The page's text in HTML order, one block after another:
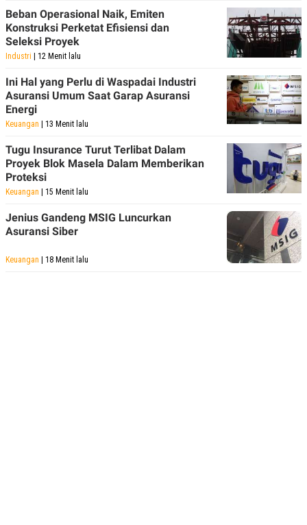
Beban Operasional Naik, Emiten
Konstruksi Perketat Efisiensi dan
Seleksi Proyek
Industri | 12 Menit lalu
Ini Hal yang Perlu di Waspadai Industri
Asuransi Umum Saat Garap Asuransi
Energi
Keuangan | 13 Menit lalu
Tugu Insurance Turut Terlibat Dalam
Proyek Blok Masela Dalam Memberikan
Proteksi
Keuangan | 15 Menit lalu
Jenius Gandeng MSIG Luncurkan
Asuransi Siber
Keuangan | 18 Menit lalu